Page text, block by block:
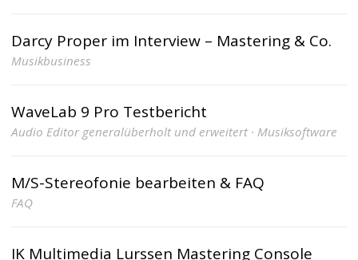
Darcy Proper im Interview – Mastering & Co.
Musikbusiness
WaveLab 9 Pro Testbericht
Audio Editor generalüberholt und erweitert · Musiksoftware
M/S-Stereofonie bearbeiten & FAQ
FAQ
IK Multimedia Lurssen Mastering Console